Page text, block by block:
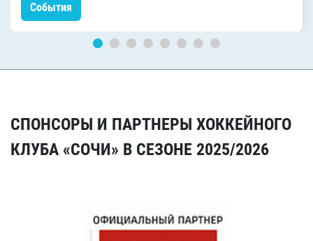
События
СПОНСОРЫ И ПАРТНЕРЫ ХОККЕЙНОГО
КЛУБА «СОЧИ» В СЕЗОНЕ 2025/2026